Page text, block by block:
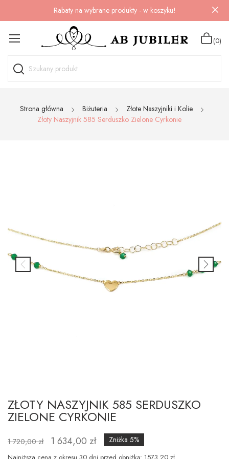
Rabaty na wybrane produkty - w koszyku!
(0)
Strona główna Biżuteria
Złote Naszyjniki i Kolie
Złoty Naszyjnik 585 Serduszko Zielone Cyrkonie
ZŁOTY NASZYJNIK 585 SERDUSZKO
ZIELONE CYRKONIE
1 720,00 zł 1 634,00 zł Zniżka 5%